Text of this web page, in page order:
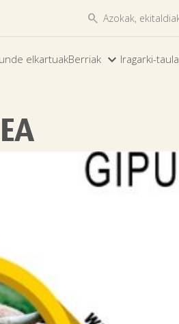

elkartuakBerriak  Iragarki-taula